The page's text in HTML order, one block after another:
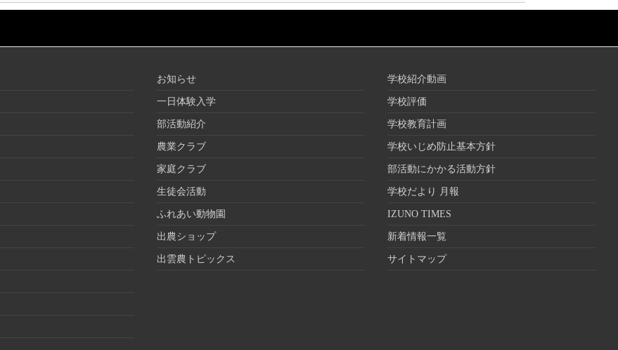
お知らせ
一日体験入学
部活動紹介
農業クラブ
家庭クラブ
生徒会活動
ふれあい動物園
出農ショップ
出雲農トピックス
学校紹介動画
学校評価
学校教育計画
学校いじめ防止基本方針
部活動にかかる活動方針
学校だより 月報
IZUNO TIMES
新着情報一覧
サイトマップ